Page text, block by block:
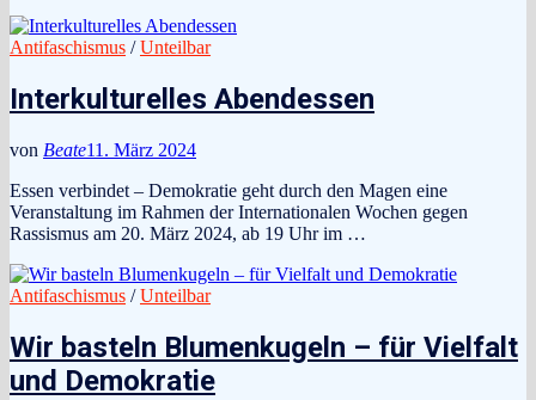
Antifaschismus /Unteilbar
Interkulturelles Abendessen
von Beate11. März 2024
Essen verbindet – Demokratie geht durch den Magen eine
Veranstaltung im Rahmen der Internationalen Wochen gegen
Rassismus am 20. März 2024, ab 19 Uhr im …
Antifaschismus /Unteilbar
Wir basteln Blumenkugeln – für Vielfalt
und Demokratie